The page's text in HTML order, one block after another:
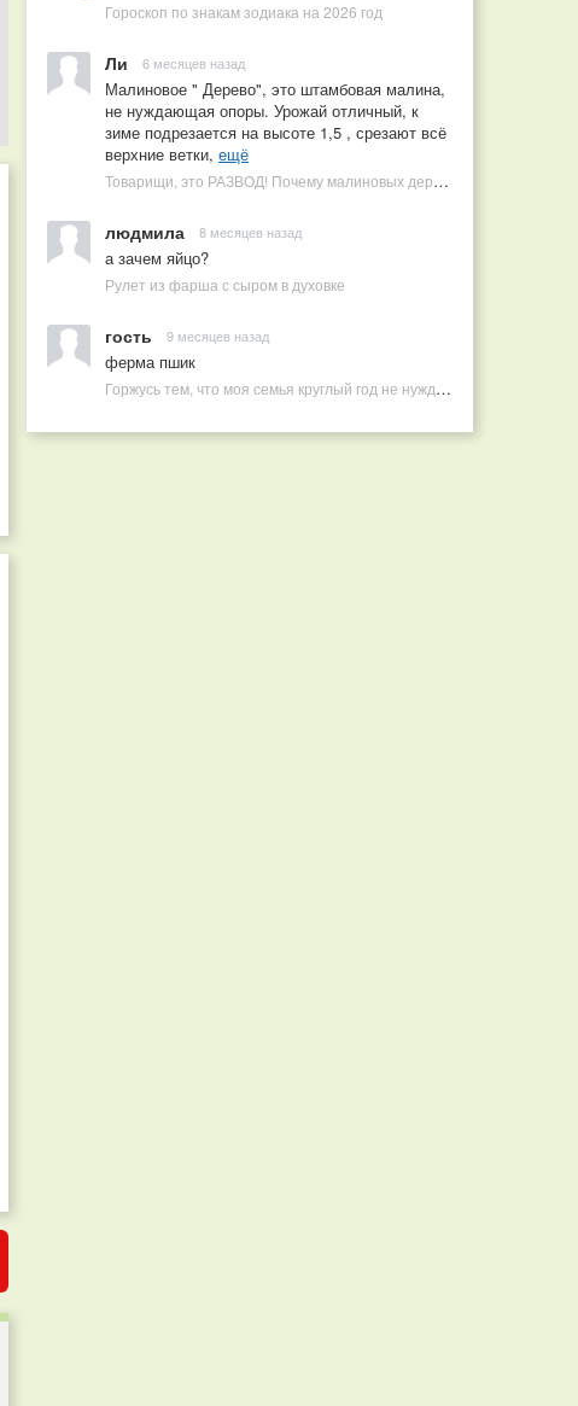
Гороскоп по знакам зодиака на 2026 год
Ли 6 месяцев назад
Малиновое " Дерево", это штамбовая малина,
не нуждающая опоры. Урожай отличный, к
зиме подрезается на высоте 1,5 , срезают всё
верхние ветки, ещё
Товарищи, это РАЗВОД! Почему малиновых деревьев не бывает, или Как ушлые продавцы наживаются на мечтах садоводов
людмила 8 месяцев назад
а зачем яйцо?
Рулет из фарша с сыром в духовке
гость 9 месяцев назад
ферма пшик
Горжусь тем, что моя семья круглый год не нуждается в покупных витаминах